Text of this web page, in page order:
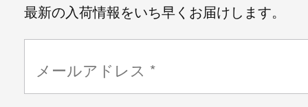
最新の入荷情報をいち早くお届けします。